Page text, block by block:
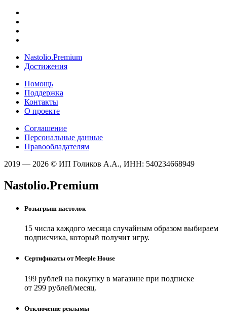
Nastolio.Premium
Достижения
Помощь
Поддержка
Контакты
О проекте
Соглашение
Персональные данные
Правообладателям
2019 — 2026 © ИП Голиков А.А., ИНН: 540234668949
Nastolio.Premium
Розыгрыш настолок
15 числа каждого месяца случайным образом выбираем
подписчика, который получит игру.
Сертификаты от Meeple House
199 рублей на покупку в магазине при подписке
от 299 рублей/месяц.
Отключение рекламы